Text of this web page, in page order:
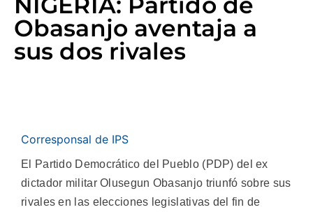
Obasanjo aventaja a
sus dos rivales
Corresponsal de IPS
El Partido Democrático del Pueblo (PDP) del ex
dictador militar Olusegun Obasanjo triunfó sobre sus
rivales en las elecciones legislativas del fin de